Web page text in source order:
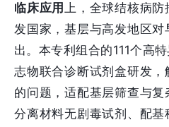
临床应用上，全球结核病
发国家，基层与高发地区
出。本专利组合的111个高
志物联合诊断试剂盒研发
的问题，适配基层筛查与
分离材料无剧毒试剂、配